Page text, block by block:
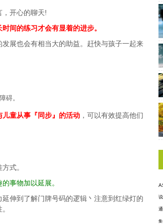
开心的聊天!
间的练习才会有显着的进步。
展也会有相当大的助益。赶快与孩子一起来
碍。
童从事『同步』的活动 ，可以有效提高他们
式。
事物加以延展。
伸到了解门牌号码的逻辑丶注意到红绿灯的
说
通
集